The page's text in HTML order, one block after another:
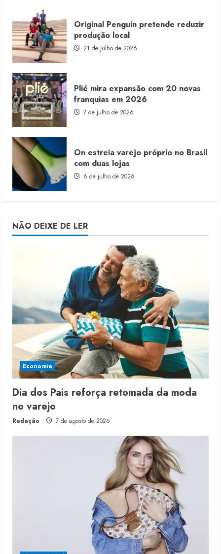
Original Penguin pretende reduzir
produção local
21 de julho de 2026
Plié mira expansão com 20 novas
franquias em 2026
7 de julho de 2026
On estreia varejo próprio no Brasil
com duas lojas
6 de julho de 2026
NÃO DEIXE DE LER
Economia
Dia dos Pais reforça retomada da moda
no varejo
Redação 7 de agosto de 2026